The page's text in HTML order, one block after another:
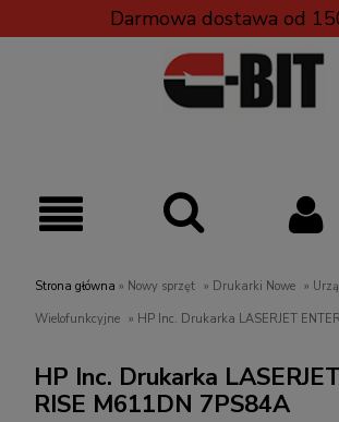
Darmowa dostawa od
Strona główna » Nowy sprzęt » Drukarki Nowe »
Wielofunkcyjne » HP Inc. Drukarka LASERJET
HP Inc. Drukarka
RISE M611DN 7PS84A